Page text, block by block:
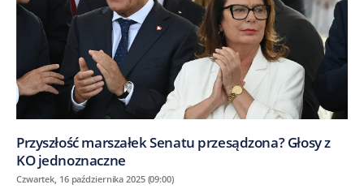
Przyszłość marszałek Senatu przesądzona? Głosy z
KO jednoznaczne
Czwartek, 16 października 2025 (09:00)